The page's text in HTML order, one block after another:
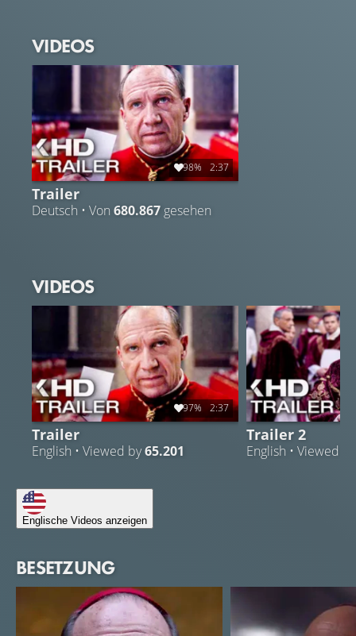
VIDEOS
98% 2:37
Trailer
Deutsch • Von 680.867 gesehen
VIDEOS
97% 2:37
Trailer
English • Viewed by65.201
Trailer 2
English • Viewed
Englische Videos anzeigen
BESETZUNG